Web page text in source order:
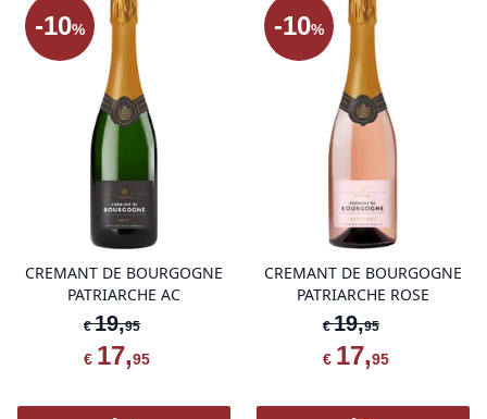
-10%
CREMANT DE BOURGOGNE
PATRIARCHE AC
€ 19,95
€ 17,95
product variant items in cart, view
-10%
CREMANT DE BOURGOGNE
PATRIARCHE ROSE
€ 19,95
€ 17,95